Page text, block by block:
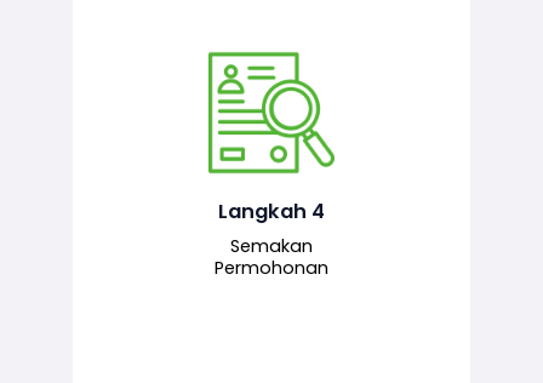
Langkah 4
Semakan
Permohonan
Pegawai penyemak menyemak
maklumat yang dikemukakan. Jika
semua maklumat adalah lengkap dan
kepada pegawai pelulus untuk
tindakan seterusnya.